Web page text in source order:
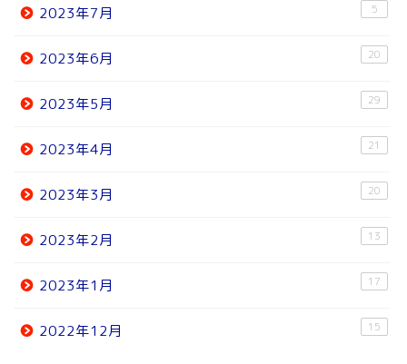
2023年7月 5
2023年6月 20
2023年5月 29
2023年4月 21
2023年3月 20
2023年2月 13
2023年1月 17
2022年12月 15